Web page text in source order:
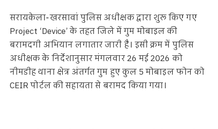
सरायकेला-खरसावां पुलिस अधीक्षक द्वारा शुरू किए गए
Project ‘Device’ के तहत जिले में गुम मोबाइल की
बरामदगी अभियान लगातार जारी है। इसी क्रम में पुलिस
अधीक्षक के निर्देशानुसार मंगलवार 26 मई 2026 को
नीमडीह थाना क्षेत्र अंतर्गत गुम हुए कुल 5 मोबाइल फोन को
CEIR पोर्टल की सहायता से बरामद किया गया।